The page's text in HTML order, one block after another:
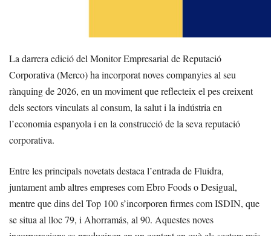
La darrera edició del Monitor Empresarial de Reputació
Corporativa (Merco) ha incorporat noves companyies al seu
rànquing de 2026, en un moviment que reflecteix el pes creixent
dels sectors vinculats al consum, la salut i la indústria en
l’economia espanyola i en la construcció de la seva reputació
corporativa.
Entre les principals novetats destaca l’entrada de Fluidra,
juntament amb altres empreses com Ebro Foods o Desigual,
mentre que dins del Top 100 s’incorporen firmes com ISDIN, que
se situa al lloc 79, i Ahorramás, al 90. Aquestes noves